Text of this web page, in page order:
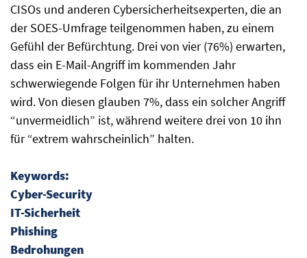
CISOs und anderen Cybersicherheitsexperten, die an
der SOES-Umfrage teilgenommen haben, zu einem
Gefühl der Befürchtung. Drei von vier (76%) erwarten,
dass ein E-Mail-Angriff im kommenden Jahr
schwerwiegende Folgen für ihr Unternehmen haben
wird. Von diesen glauben 7%, dass ein solcher Angriff
“unvermeidlich” ist, während weitere drei von 10 ihn
für “extrem wahrscheinlich” halten.
Keywords:
Cyber-Security
IT-Sicherheit
Phishing
Bedrohungen